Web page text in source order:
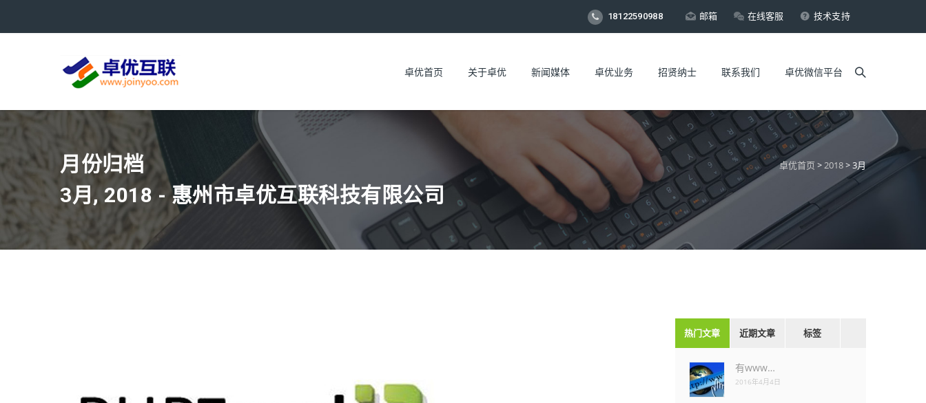
18122590988 邮箱 在线客服 技术支持
卓优首页 关于卓优 新闻媒体 卓优业务 招贤纳士 联系我们 卓优微信平台
月份归档
3月, 2018 - 惠州市卓优互联科技有限公司
卓优首页 > 2018>3月
热门文章 近期文章 标签
有www…
2016年4月4日